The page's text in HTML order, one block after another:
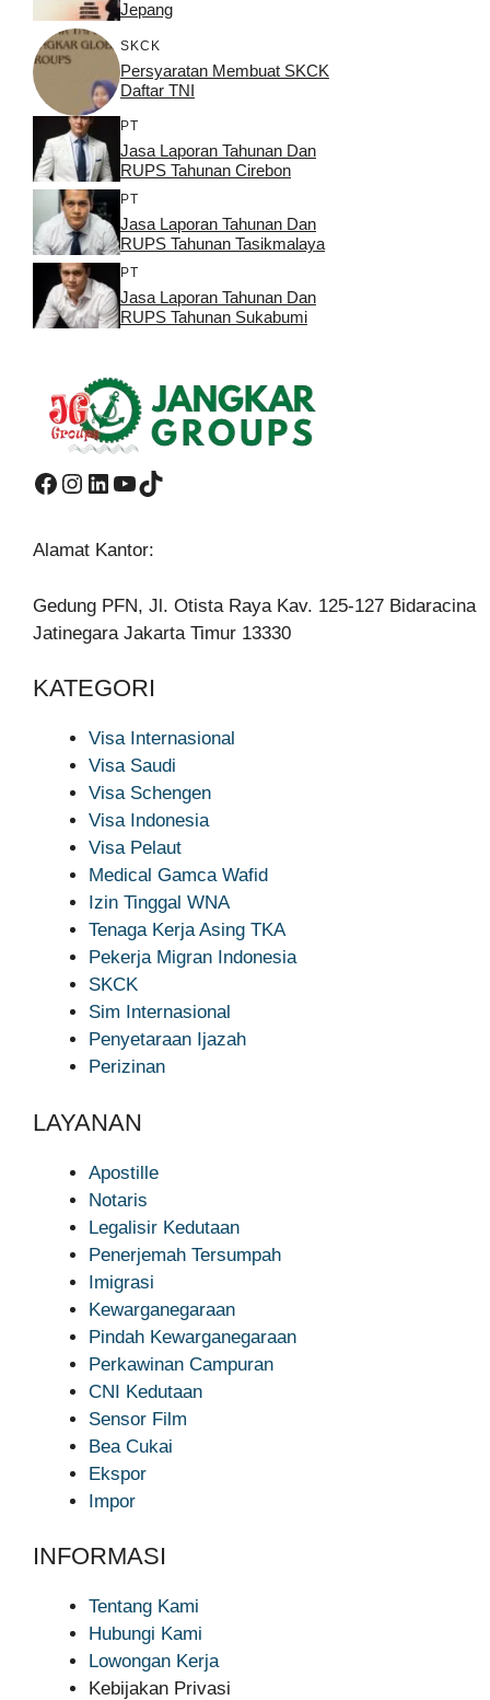
Jepang
SKCK
Persyaratan Membuat SKCK
Daftar TNI
PT
Jasa Laporan Tahunan Dan
RUPS Tahunan Cirebon
PT
Jasa Laporan Tahunan Dan
RUPS Tahunan Tasikmalaya
PT
Jasa Laporan Tahunan Dan
RUPS Tahunan Sukabumi
Facebook
Instagram
LinkedIn
YouTube
TikTok
Alamat Kantor:
Gedung PFN, Jl. Otista Raya Kav. 125-127 Bidaracina
Jatinegara Jakarta Timur 13330
KATEGORI
Visa Internasional
Visa Saudi
Visa Schengen
Visa Indonesia
Visa Pelaut
Medical Gamca Wafid
Izin Tinggal WNA
Tenaga Kerja Asing TKA
Pekerja Migran Indonesia
SKCK
Sim Internasional
Penyetaraan Ijazah
Perizinan
LAYANAN
Apostille
Notaris
Legalisir Kedutaan
Penerjemah Tersumpah
Imigrasi
Kewarganegaraan
Pindah Kewarganegaraan
Perkawinan Campuran
CNI Kedutaan
Sensor Film
Bea Cukai
Ekspor
Impor
INFORMASI
Tentang Kami
Hubungi Kami
Lowongan Kerja
Kebijakan Privasi